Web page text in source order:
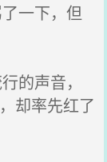
一下，但
的声音，
却率先红了